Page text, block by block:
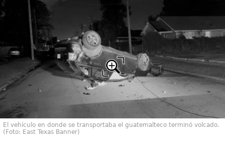
El vehículo en donde se transportaba el guatemalteco terminó volcado.
(Foto: East Texas Banner)